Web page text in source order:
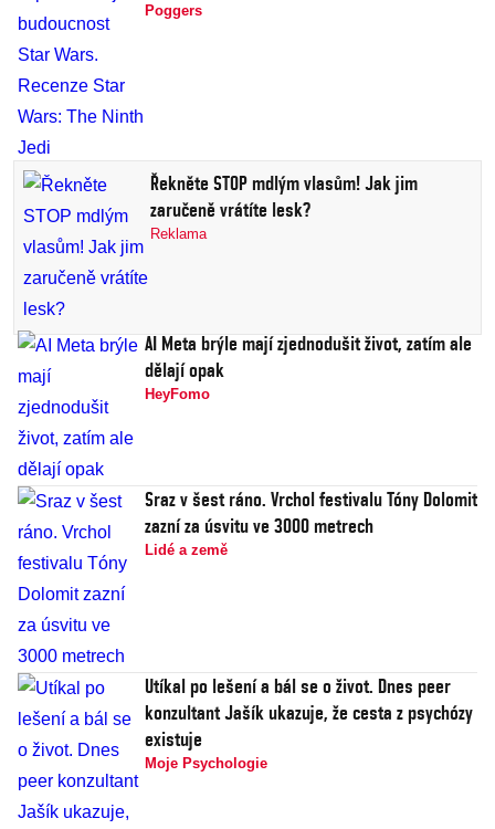
Poggers
Řekněte STOP mdlým vlasům! Jak jim
zaručeně vrátíte lesk?
Reklama
AI Meta brýle mají zjednodušit život, zatím ale
dělají opak
HeyFomo
Sraz v šest ráno. Vrchol festivalu Tóny Dolomit
zazní za úsvitu ve 3000 metrech
Lidé a země
Utíkal po lešení a bál se o život. Dnes peer
konzultant Jašík ukazuje, že cesta z psychózy
existuje
Moje Psychologie